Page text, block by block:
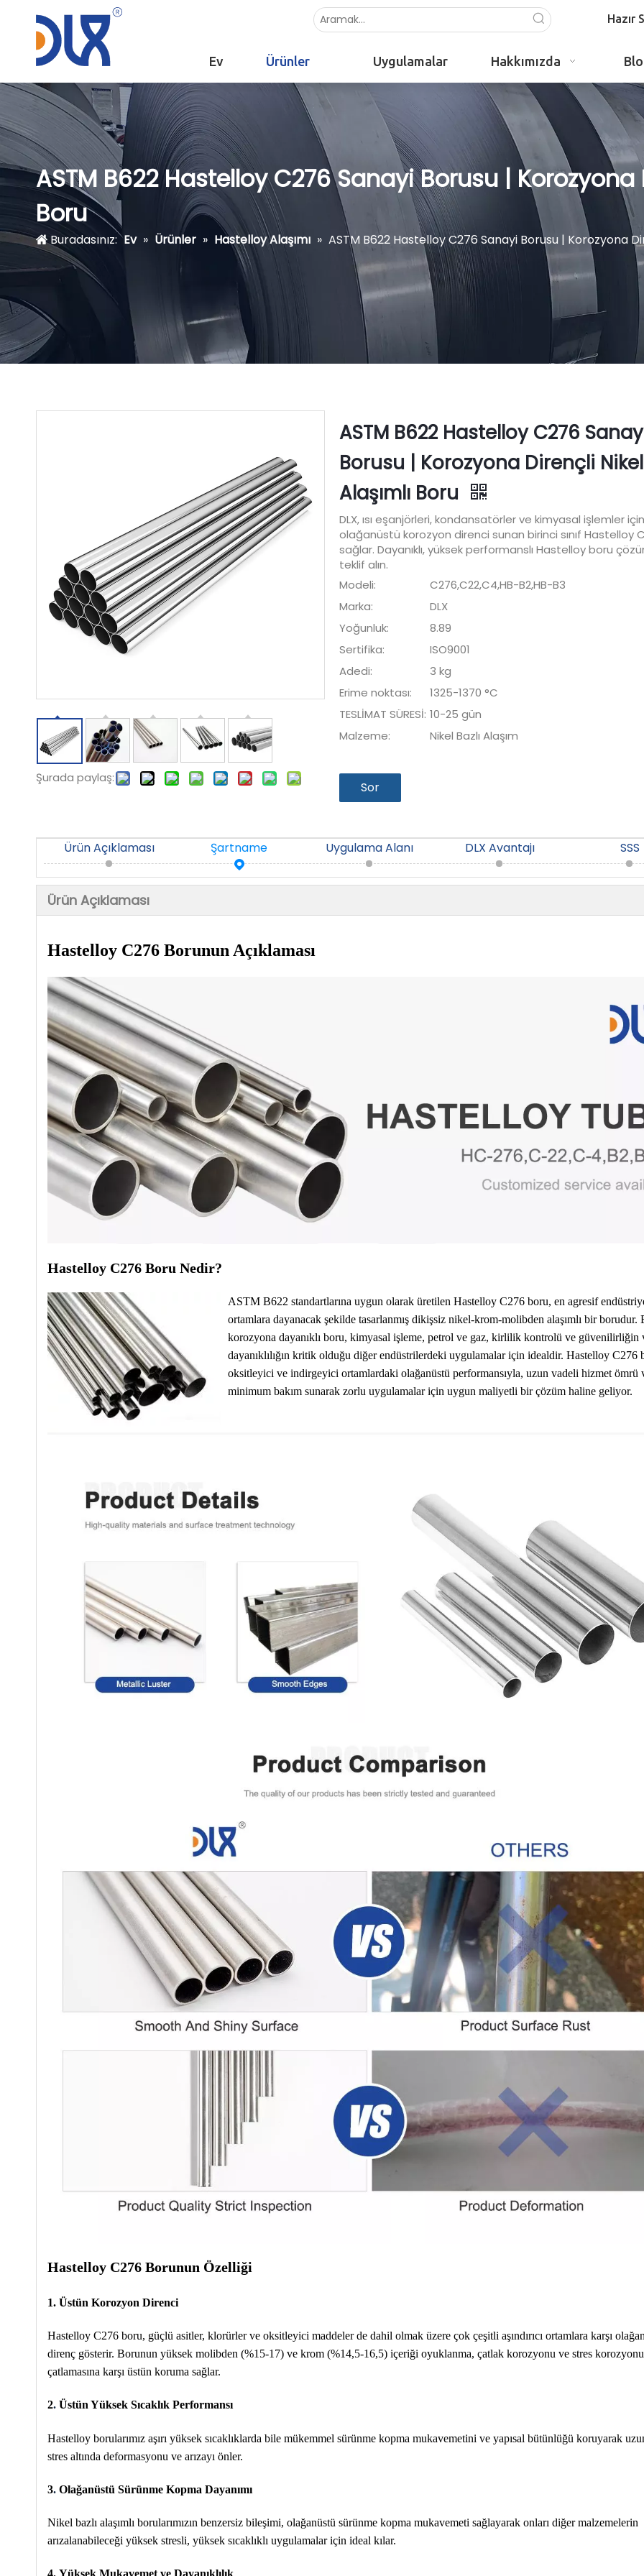
Hazır
Ev Ürünler Uygulamalar Hakkımızda
ASTM B622 Hastelloy C276 Sanayi Borusu | Korozyona
Boru
Buradasınız: Ev » Ürünler » Hastelloy Alaşımı » ASTM B622 Hastelloy C276 Sanayi Borusu | Korozyona
Şurada paylaş:
ASTM B622 Hastelloy C276
Borusu | Korozyona Dirençli Nikel
Alaşımlı Boru
DLX, ısı eşanjörleri, kondansatörler ve kimyasal işlemler için
olağanüstü korozyon direnci sunan birinci sınıf Hastelloy
sağlar. Dayanıklı, yüksek performanslı Hastelloy boru
teklif alın.
Modeli:
C276,C22,C4,HB-B2,HB-B3
Marka:
DLX
Yoğunluk:
8.89
Sertifika:
ISO9001
Adedi:
3 kg
Erime noktası:
1325-1370 °C
TESLİMAT SÜRESİ: 10-25 gün
Malzeme:
Nikel Bazlı Alaşım
Sor
Ürün Açıklaması Şartname Uygulama Alanı DLX Avantajı SSS
Ürün Açıklaması
Hastelloy C276 Borunun Açıklaması
Hastelloy C276 Boru Nedir?
ASTM B622 standartlarına uygun olarak üretilen Hastelloy C276 boru, en agresif
ortamlara dayanacak şekilde tasarlanmış dikişsiz nikel-krom-molibden alaşımlı bir borudur.
korozyona dayanıklı boru, kimyasal işleme, petrol ve gaz, kirlilik kontrolü ve güvenilirliğin
dayanıklılığın kritik olduğu diğer endüstrilerdeki uygulamalar için idealdir. Hastelloy C276
oksitleyici ve indirgeyici ortamlardaki olağanüstü performansıyla, uzun vadeli hizmet ömrü
minimum bakım sunarak zorlu uygulamalar için uygun maliyetli bir çözüm haline geliyor.
Hastelloy C276 Borunun Özelliği
1. Üstün Korozyon Direnci
Hastelloy C276 boru, güçlü asitler, klorürler ve oksitleyici maddeler de dahil olmak üzere çok çeşitli aşındırıcı ortamlara karşı
direnç gösterir. Borunun yüksek molibden (%15-17) ve krom (%14,5-16,5) içeriği oyuklanma, çatlak korozyonu ve stres korozyonu
çatlamasına karşı üstün koruma sağlar.
2. Üstün Yüksek Sıcaklık Performansı
Hastelloy borularımız aşırı yüksek sıcaklıklarda bile mükemmel sürünme kopma mukavemetini ve yapısal bütünlüğü koruyarak
stres altında deformasyonu ve arızayı önler.
3. Olağanüstü Sürünme Kopma Dayanımı
Nikel bazlı alaşımlı borularımızın benzersiz bileşimi, olağanüstü sürünme kopma mukavemeti sağlayarak onları diğer malzemelerin
arızalanabileceği yüksek stresli, yüksek sıcaklıklı uygulamalar için ideal kılar.